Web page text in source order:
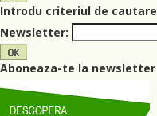
Introdu criteriul de cautare
Newsletter:
Aboneaza-te la newsletter